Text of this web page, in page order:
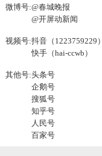
烟草专卖行政执法公告
2026-07-03 16:12:05
2026-07-02 16:55:50
烟草专卖行政执法公告
2026-07-01 15:53:40
微博号:@春城晚报
@开屏动新闻
视频号:抖音（1223759229）
快手（hai-ccwb）
其他号:头条号
企鹅号
搜狐号
知乎号
人民号
百家号